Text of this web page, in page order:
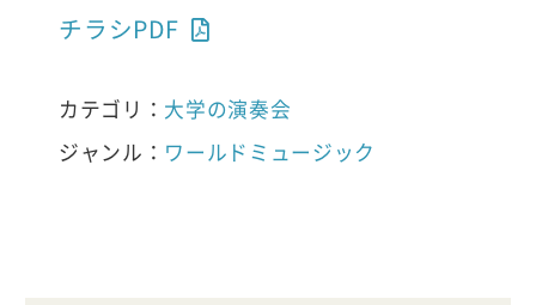
チラシPDF
カテゴリ： 大学の演奏会
ジャンル： ワールドミュージック